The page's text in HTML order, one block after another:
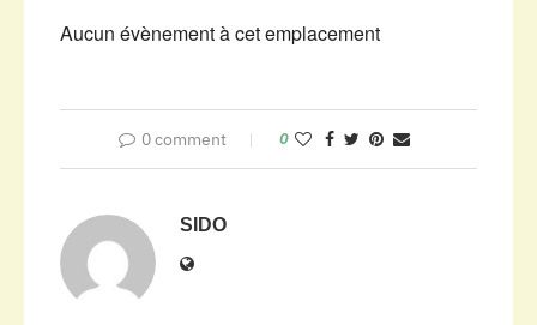
Aucun évènement à cet emplacement
0 comment 0
SIDO